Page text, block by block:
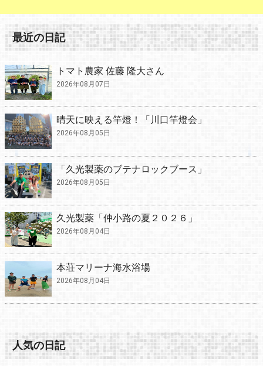
最近の日記
トマト農家 佐藤 隆大さん
2026年08月07日
晴天に映える竿燈！「川口竿燈会」
2026年08月05日
「久光製薬のブテナロックブース」
2026年08月05日
久光製薬「仲小路の夏２０２６」
2026年08月04日
本荘マリーナ海水浴場
2026年08月04日
人気の日記